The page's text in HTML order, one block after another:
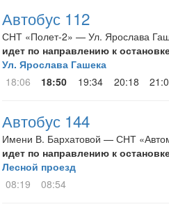
Автобус 112
СНТ «Полет-2» — Ул. Ярослава
идет по направлению к
Ул. Ярослава Гашека
18:06
18:50 19:34 20:18
Автобус 144
Имени В. Бархатовой — СНТ
идет по направлению к
Лесной проезд
08:19
08:54